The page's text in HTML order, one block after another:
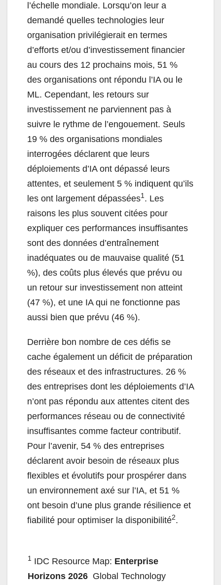
l’échelle mondiale. Lorsqu’on leur a
demandé quelles technologies leur
organisation privilégierait en termes
d’efforts et/ou d’investissement financier
au cours des 12 prochains mois, 51 %
des organisations ont répondu l’IA ou le
ML. Cependant, les retours sur
investissement ne parviennent pas à
suivre le rythme de l’engouement. Seuls
19 % des organisations mondiales
interrogées déclarent que leurs
déploiements d’IA ont dépassé leurs
attentes, et seulement 5 % indiquent qu’ils
les ont largement dépassées1. Les
raisons les plus souvent citées pour
expliquer ces performances insuffisantes
sont des données d’entraînement
inadéquates ou de mauvaise qualité (51
%), des coûts plus élevés que prévu ou
un retour sur investissement non atteint
(47 %), et une IA qui ne fonctionne pas
aussi bien que prévu (46 %).
Derrière bon nombre de ces défis se
cache également un déficit de préparation
des réseaux et des infrastructures. 26 %
des entreprises dont les déploiements d’IA
n’ont pas répondu aux attentes citent des
performances réseau ou de connectivité
insuffisantes comme facteur contributif.
Pour l’avenir, 54 % des entreprises
déclarent avoir besoin de réseaux plus
flexibles et évolutifs pour prospérer dans
un environnement axé sur l’IA, et 51 %
ont besoin d’une plus grande résilience et
fiabilité pour optimiser la disponibilité2.
1 IDC Resource Map: Enterprise
Horizons 2026 ​ Global Technology